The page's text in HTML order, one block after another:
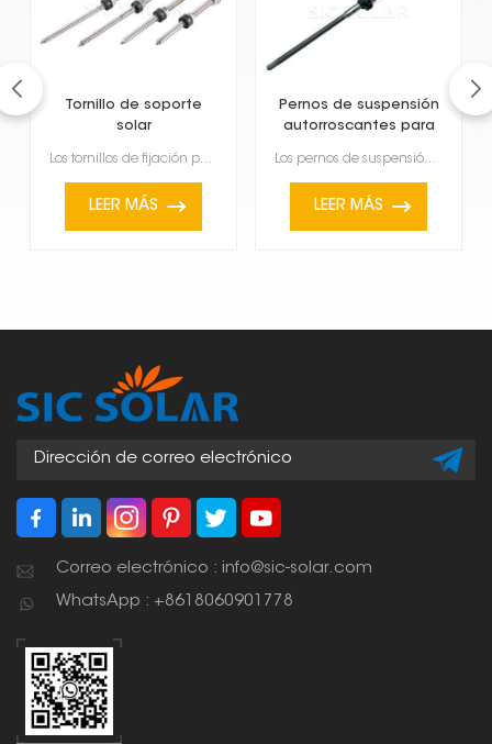
Tornillo de soporte
solar
Los tornillos de fijación para paneles solares son tornillos especiales que se utilizan para sujetar...
LEER MÁS
Pernos de suspensión
autorroscantes para
Los pernos de suspensión autorroscantes para paneles solares son elementos de fijación prácticos que...
LEER MÁS
Correo electrónico : info@sic-solar.com
WhatsApp : +8618060901778